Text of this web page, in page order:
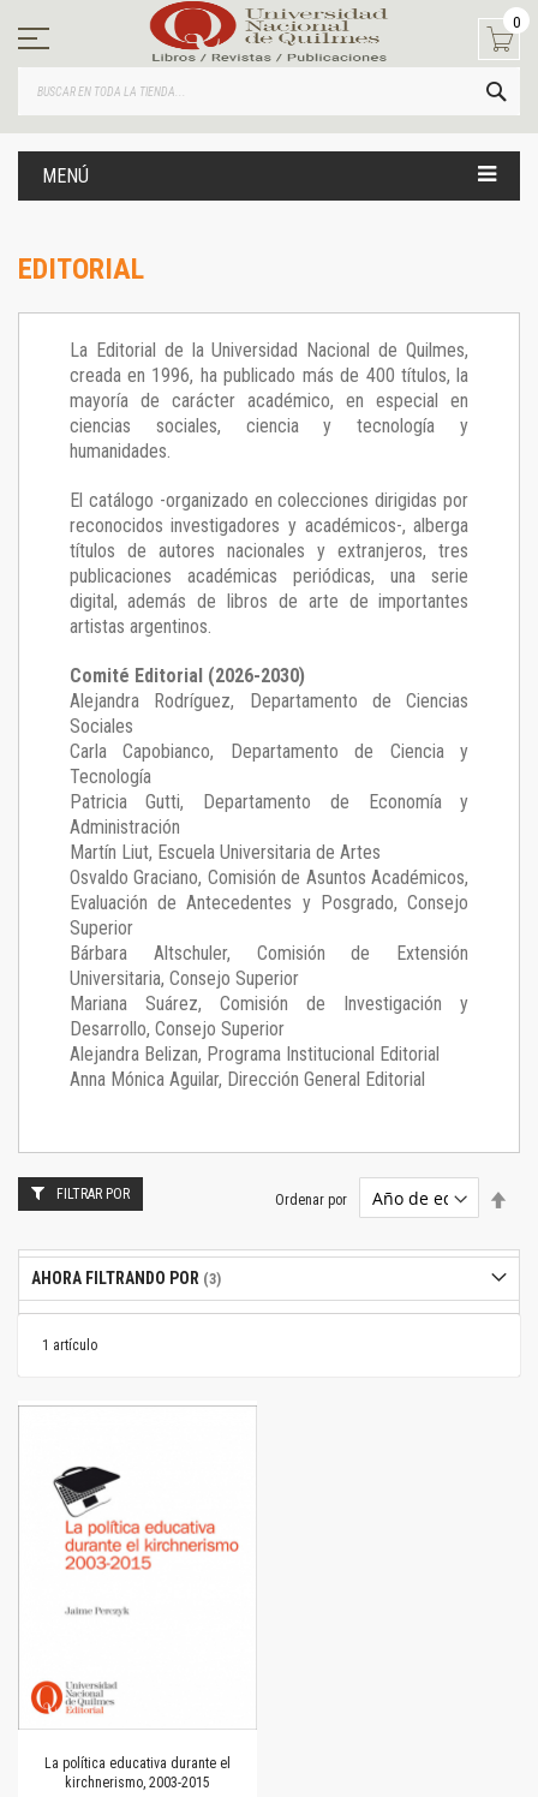
contenido
0
MENÚ
EDITORIAL
La Editorial de la Universidad Nacional de Quilmes,
creada en 1996, ha publicado más de 400 títulos, la
mayoría de carácter académico, en especial en
ciencias sociales, ciencia y tecnología y
humanidades.
El catálogo -organizado en colecciones dirigidas por
reconocidos investigadores y académicos-, alberga
títulos de autores nacionales y extranjeros, tres
publicaciones académicas periódicas, una serie
digital, además de libros de arte de importantes
artistas argentinos.
Comité Editorial (2026-2030)
Alejandra Rodríguez, Departamento de Ciencias
Sociales
Carla Capobianco, Departamento de Ciencia y
Tecnología
Patricia Gutti, Departamento de Economía y
Administración
Martín Liut, Escuela Universitaria de Artes
Osvaldo Graciano, Comisión de Asuntos Académicos,
Evaluación de Antecedentes y Posgrado, Consejo
Superior
Bárbara Altschuler, Comisión de Extensión
Universitaria, Consejo Superior
Mariana Suárez, Comisión de Investigación y
Desarrollo, Consejo Superior
Alejandra Belizan, Programa Institucional Editorial
Anna Mónica Aguilar, Dirección General Editorial
1 artículo
Ordenar por
La política educativa durante el
kirchnerismo, 2003-2015
FILTRAR POR
AHORA FILTRANDO POR